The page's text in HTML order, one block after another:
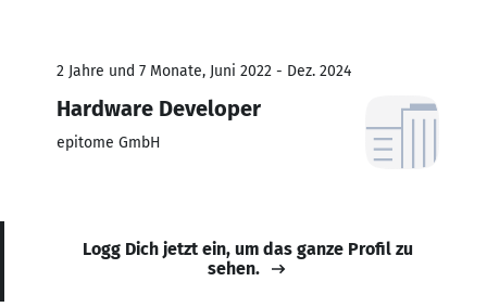
2 Jahre und 7 Monate, Juni 2022 - Dez. 2024
Hardware Developer
epitome GmbH
Logg Dich jetzt ein, um das ganze Profil zu
sehen.